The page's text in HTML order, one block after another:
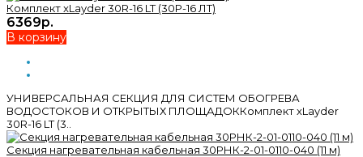
Комплект xLayder 30R-16 LT (30Р-16 ЛТ)
6369р.
В корзину
УНИВЕРСАЛЬНАЯ СЕКЦИЯ ДЛЯ СИСТЕМ ОБОГРЕВА
ВОДОСТОКОВ И ОТКРЫТЫХ ПЛОЩАДОККомплект xLayder
30R-16 LT (3..
Секция нагревательная кабельная 30РНК-2-01-0110-040 (11 м)